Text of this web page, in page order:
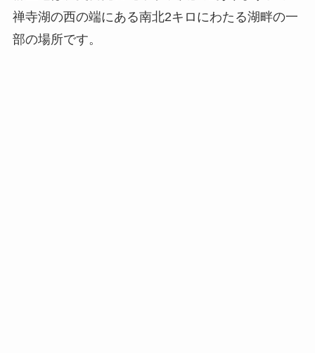
禅寺湖の西の端にある南北2キロにわたる湖畔の一
部の場所です。